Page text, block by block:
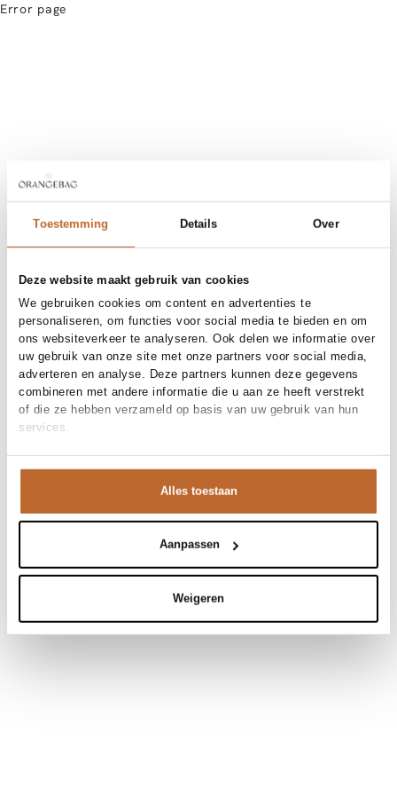
Toestemming Details Over
Deze website maakt gebruik van cookies
We gebruiken cookies om content en advertenties te
personaliseren, om functies voor social media te bieden en om
ons websiteverkeer te analyseren. Ook delen we informatie over
uw gebruik van onze site met onze partners voor social media,
adverteren en analyse. Deze partners kunnen deze gegevens
combineren met andere informatie die u aan ze heeft verstrekt
of die ze hebben verzameld op basis van uw gebruik van hun
services.
Alles toestaan
Aanpassen
Weigeren
Error page